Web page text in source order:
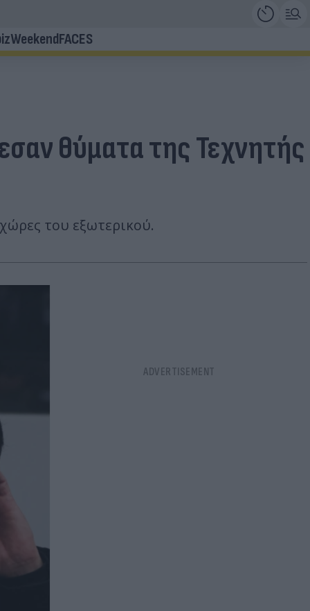
WeekendFACES
θύματα της Τεχνητής
του εξωτερικού.